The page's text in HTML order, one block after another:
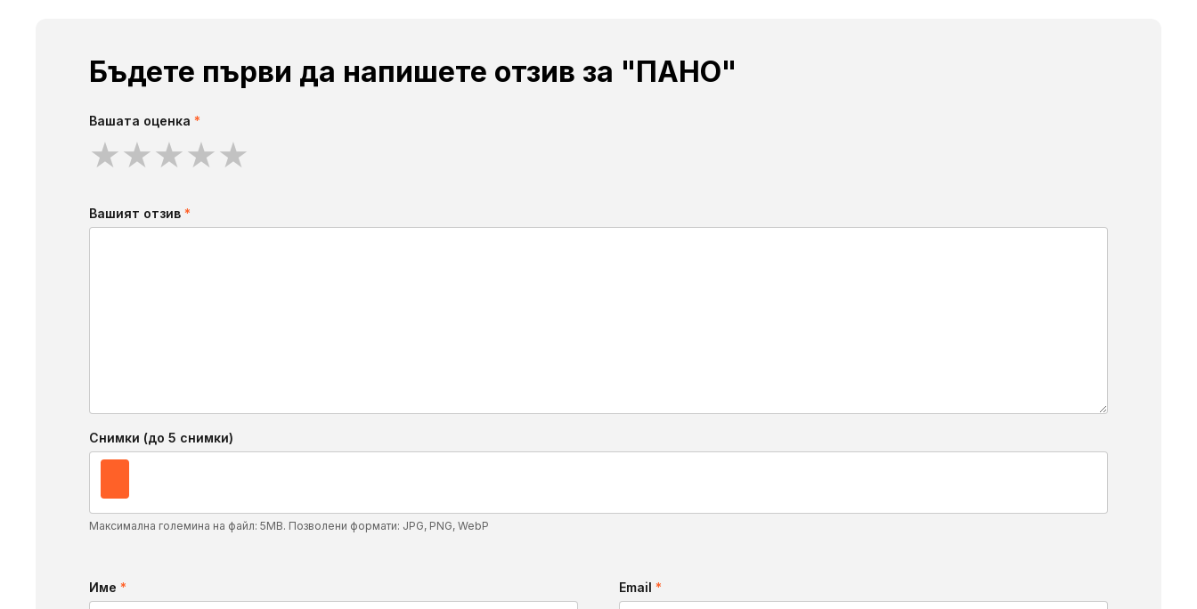
Бъдете първи да напишете отзив за "ПАНО"
Вашата оценка *
★★★★★
Вашият отзив *
Снимки (до 5 снимки)
Максимална големина на файл: 5MB. Позволени формати: JPG, PNG, WebP
Име * Email *